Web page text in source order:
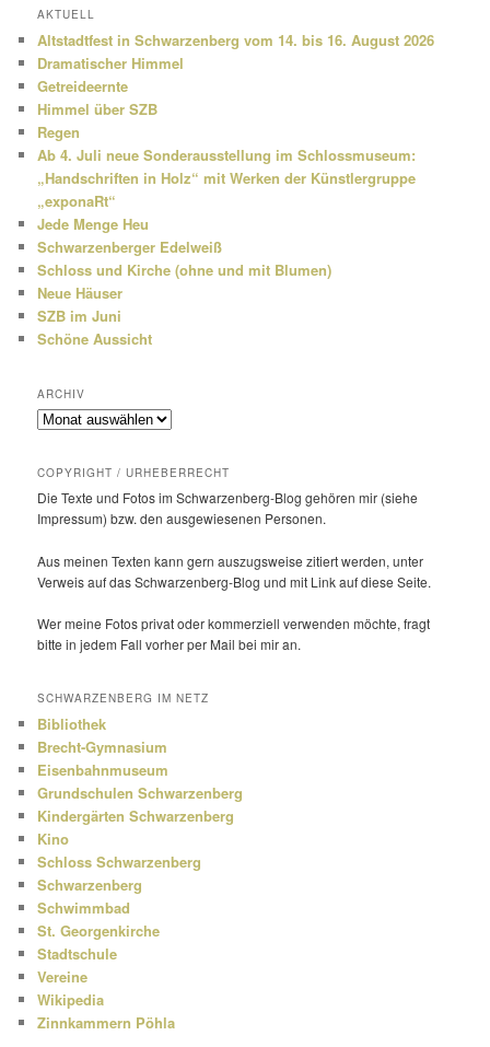
h
n
AKTUELL
Altstadtfest in Schwarzenberg vom 14. bis 16. August 2026
Dramatischer Himmel
Getreideernte
Himmel über SZB
Regen
Ab 4. Juli neue Sonderausstellung im Schlossmuseum:
„Handschriften in Holz“ mit Werken der Künstlergruppe
„exponaRt“
Jede Menge Heu
Schwarzenberger Edelweiß
Schloss und Kirche (ohne und mit Blumen)
Neue Häuser
SZB im Juni
Schöne Aussicht
ARCHIV
Archiv
COPYRIGHT / URHEBERRECHT
Die Texte und Fotos im Schwarzenberg-Blog gehören mir (siehe
Impressum) bzw. den ausge­wie­senen Personen.
Aus meinen Texten kann gern auszugs­weise zitiert werden, unter
Verweis auf das Schwarzenberg-Blog und mit Link auf diese Seite.
Wer meine Fotos privat oder kommer­ziell verwenden möchte, fragt
bitte in jedem Fall vorher per Mail bei mir an.
SCHWARZENBERG IM NETZ
Bibliothek
Brecht-Gymnasium
Eisenbahnmuseum
Grundschulen Schwarzenberg
Kindergärten Schwarzenberg
Kino
Schloss Schwarzenberg
Schwarzenberg
Schwimmbad
St. Georgenkirche
Stadtschule
Vereine
Wikipedia
Zinnkammern Pöhla